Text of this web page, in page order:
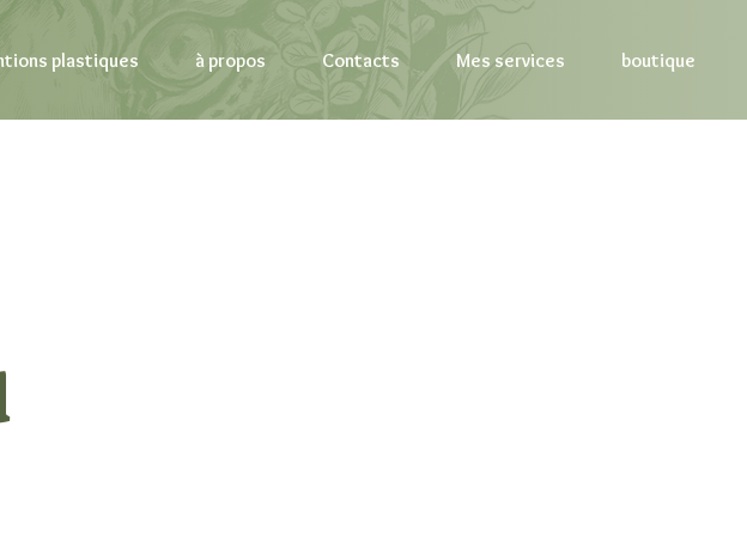
plastiques à propos Contacts Mes services boutique